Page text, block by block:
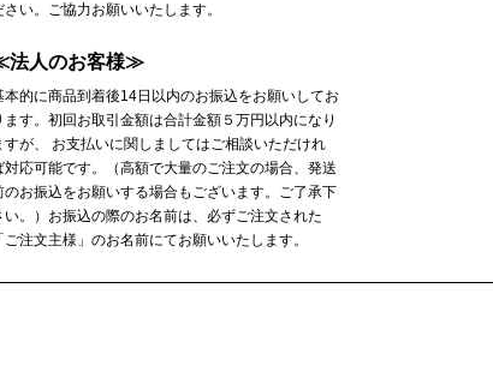
さい。ご協力お願いいたします。
人のお客様≫
本的に商品到着後14日以内のお振込をお願いしてお
ます。初回お取引金額は合計金額５万円以内になり
すが、 お支払いに関しましてはご相談いただけれ
対応可能です。（高額で大量のご注文の場合、発送
のお振込をお願いする場合もございます。ご了承下
い。）お振込の際のお名前は、必ずご注文された
「ご注文主様」のお名前にてお願いいたします。